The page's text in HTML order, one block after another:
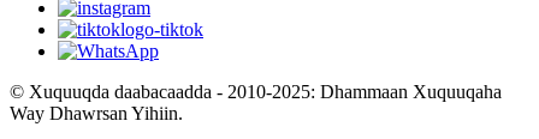
© Xuquuqda daabacaadda - 2010-2025: Dhammaan Xuquuqaha
Way Dhawrsan Yihiin.